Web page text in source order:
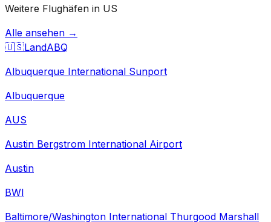
Weitere Flughäfen in US
Alle ansehen →
🇺🇸LandABQ
Albuquerque International Sunport
Albuquerque
AUS
Austin Bergstrom International Airport
Austin
BWI
Baltimore/Washington International Thurgood Marshall